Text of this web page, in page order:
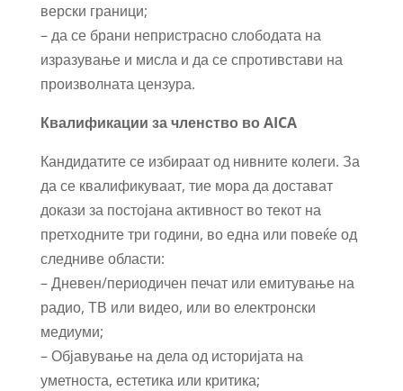
верски граници;
– да се брани непристрасно слободата на
изразување и мисла и да се спротивстави на
произволната цензура.
Квалификации за членство во AICA
Кандидатите се избираат од нивните колеги. За
да се квалификуваат, тие мора да достават
докази за постојана активност во текот на
претходните три години, во една или повеќе од
следниве области:
– Дневен/периодичен печат или емитување на
радио, ТВ или видео, или во електронски
медиуми;
– Објавување на дела од историјата на
уметноста, естетика или критика;